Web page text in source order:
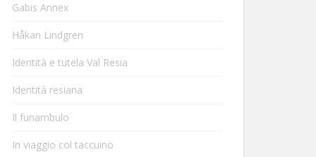
Gabis Annex
Håkan Lindgren
Identità e tutela Val Resia
Identità resiana
Il funambulo
In viaggio col taccuino